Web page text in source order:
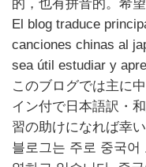
的，也有拼音的。希
El blog traduce
canciones chinas al
sea útil estudiar y
このブログでは主に
イン付で日本語訳・
習の助けになれば幸い
블로그는 주로 중국어